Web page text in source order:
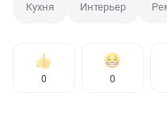
Кухня Интерьер
0 0